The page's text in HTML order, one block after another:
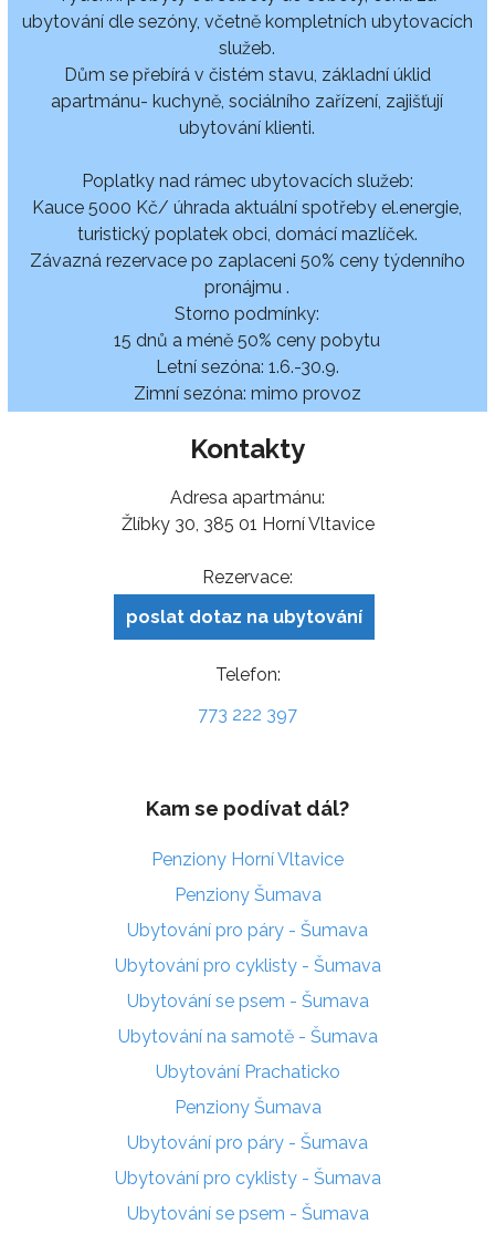
ubytování dle sezóny, včetně kompletních ubytovacích
služeb.
Dům se přebírá v čistém stavu, základní úklid
apartmánu- kuchyně, sociálního zařízení, zajišťují
ubytování klienti.
Poplatky nad rámec ubytovacích služeb:
Kauce 5000 Kč/ úhrada aktuální spotřeby el.energie,
turistický poplatek obci, domácí mazlíček.
Závazná rezervace po zaplaceni 50% ceny týdenního
pronájmu .
Storno podmínky:
15 dnů a méně 50% ceny pobytu
Letní sezóna: 1.6.-30.9.
Zimní sezóna: mimo provoz
Kontakty
Adresa apartmánu:
Žlíbky 30, 385 01 Horní Vltavice
Rezervace:
poslat dotaz na ubytování
Telefon:
773 222 397
Kam se podívat dál?
Penziony Horní Vltavice
Penziony Šumava
Ubytování pro páry - Šumava
Ubytování pro cyklisty - Šumava
Ubytování se psem - Šumava
Ubytování na samotě - Šumava
Ubytování Prachaticko
Penziony Šumava
Ubytování pro páry - Šumava
Ubytování pro cyklisty - Šumava
Ubytování se psem - Šumava